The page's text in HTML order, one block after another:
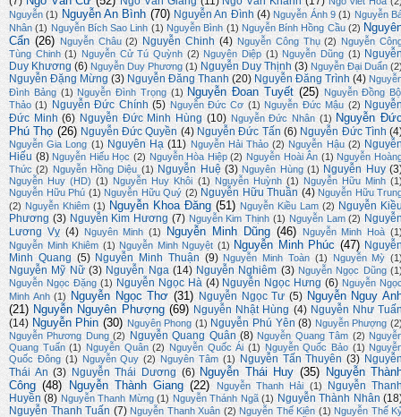
Nguyễn (1) Nguyễn An Bình (70) Nguyễn An Đình (4) Nguyễn Ánh 9 (1) Nguyễn
Nhân (1) Nguyễn Bích Sao Linh (1) Nguyễn Bình (1) Nguyễn Bính Hồng Cầu (2)
Cẩn (26) Nguyễn Châu (2) Nguyễn Chinh (4) Nguyễn Công Thụ (2) Nguyễn
Tùng Chinh (1) Nguyễn Cử Tú Quỳnh (2) Nguyên Diệp (1) Nguyễn Dũng (1)
Duy Khương (6) Nguyễn Duy Phương (1) Nguyễn Duy Thịnh (3) Nguyễn Đại Duẩn
Nguyễn Đặng Mừng (3) Nguyễn Đăng Thanh (20) Nguyễn Đăng Trình (4)
Đình Bảng (1) Nguyễn Đình Trọng (1) Nguyễn Đoan Tuyết (25)
Nguyễn Đồng
Thảo (1) Nguyễn Đức Chính (5) Nguyễn Đức Cơ (1) Nguyễn Đức Mậu (2)
Đức Minh (6) Nguyễn Đức Minh Hùng (10) Nguyễn Đức Nhân (1) Nguyễn
Phú Thọ (26) Nguyễn Đức Quyền (4) Nguyễn Đức Tấn (6) Nguyễn Đức Tình
Nguyễn Gia Long (1) Nguyên Hạ (11) Nguyễn Hải Thảo (2) Nguyễn Hậu (2)
Hiếu (8) Nguyễn Hiếu Học (2) Nguyễn Hòa Hiệp (2) Nguyễn Hoài Ân (1) Nguyễn
Thức (2) Nguyễn Hồng Diệu (1) Nguyễn Huệ (3) Nguyên Hùng (1) Nguyễn Huy
Nguyễn Huy (HD) (1) Nguyễn Huy Khôi (1) Nguyễn Huỳnh (1) Nguyễn Hữu Minh
Nguyễn Hữu Phú (1) Nguyễn Hữu Quý (2) Nguyễn Hữu Thuần (4) Nguyễn Hữu
(2) Nguyễn Khiêm (1) Nguyễn Khoa Đăng (51) Nguyễn Kiều Lam (2) Nguyễn
Phương (3) Nguyễn Kim Hương (7) Nguyễn Kim Thịnh (1) Nguyễn Lam (2)
Lương Vỵ (4) Nguyên Minh (1) Nguyễn Minh Dũng (46) Nguyễn Minh Hoà
Nguyễn Minh Khiêm (1) Nguyễn Minh Nguyệt (1) Nguyễn Minh Phúc (47)
Minh Quang (5) Nguyễn Minh Thuận (9) Nguyễn Minh Toàn (1) Nguyễn Mỳ
Nguyễn Mỹ Nữ (3) Nguyễn Nga (14) Nguyễn Nghiêm (3) Nguyễn Ngọc Dũng
Nguyễn Ngọc Đặng (1) Nguyễn Ngọc Hà (4) Nguyễn Ngọc Hưng (6) Nguyễn
Minh Anh (1) Nguyễn Ngọc Thơ (31) Nguyễn Ngọc Tư (5) Nguyễn Nguy
(21) Nguyễn Nguyên Phượng (69) Nguyễn Nhật Hùng (4) Nguyễn Như
(14) Nguyễn Phin (30) Nguyên Phong (1) Nguyễn Phú Yên (8) Nguyễn Phượng
Nguyễn Phương Dung (2) Nguyễn Quang Quân (8) Nguyễn Quang Tâm (2)
Quang Tuấn (1) Nguyễn Quân (2) Nguyễn Quốc Ái (1) Nguyễn Quốc Bảo (1)
Quốc Đông (1) Nguyễn Quy (2) Nguyên Tâm (1) Nguyễn Tấn Thuyên (3)
Thái An (3) Nguyễn Thái Dương (6) Nguyễn Thái Huy (35)
Nguyễn
Công (48) Nguyễn Thành Giang (22) Nguyễn Thanh Hải (1)
Nguyễn
Huyền (8) Nguyễn Thanh Mừng (1) Nguyễn Thánh Ngã (1) Nguyễn Thành Nhân
Nguyễn Thanh Tuấn (7) Nguyễn Thanh Xuân (2) Nguyễn Thế Kiên (1) Nguyễn Thế